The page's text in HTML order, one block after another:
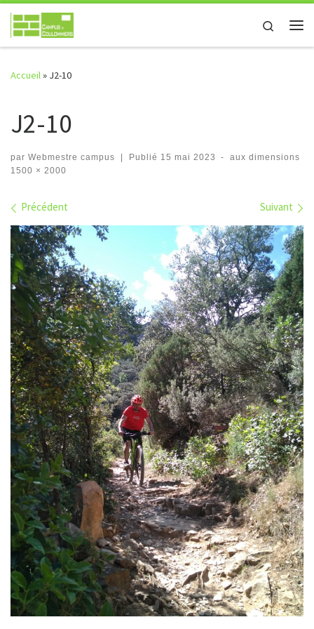
Passer au contenu
Search
Accueil» J2-10
J2-10
par Webmestre campus | Publié 15 mai 2023 -
aux dimensions
1500 × 2000
Navigation des images
Précédent Suivant